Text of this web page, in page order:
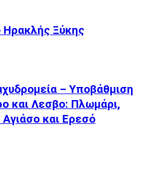
Ξύκης
– Υποβάθμιση
και Λεσβο: Πλωμάρι,
και Ερεσό